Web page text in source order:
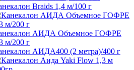
Braids 1,4 м/100 г
АИДА Объемное ГОФРЕ
м/200 г
АИДА400 (2 метра)/400 г